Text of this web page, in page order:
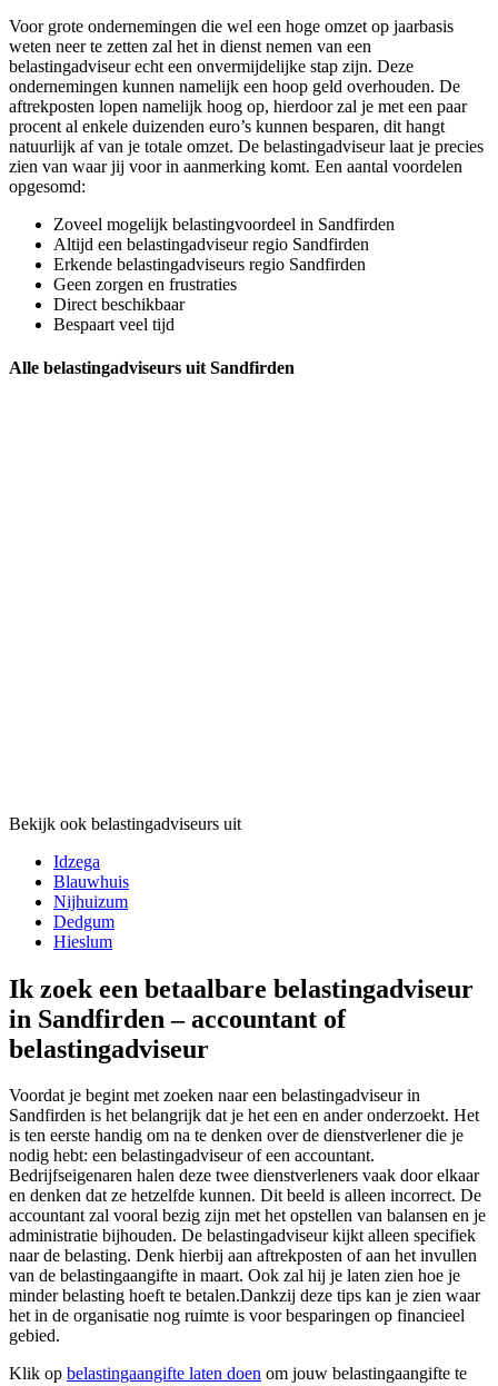
Voor grote ondernemingen die wel een hoge omzet op jaarbasis
weten neer te zetten zal het in dienst nemen van een
belastingadviseur echt een onvermijdelijke stap zijn. Deze
ondernemingen kunnen namelijk een hoop geld overhouden. De
aftrekposten lopen namelijk hoog op, hierdoor zal je met een paar
procent al enkele duizenden euro’s kunnen besparen, dit hangt
natuurlijk af van je totale omzet. De belastingadviseur laat je precies
zien van waar jij voor in aanmerking komt. Een aantal voordelen
opgesomd:
Zoveel mogelijk belastingvoordeel in Sandfirden
Altijd een belastingadviseur regio Sandfirden
Erkende belastingadviseurs regio Sandfirden
Geen zorgen en frustraties
Direct beschikbaar
Bespaart veel tijd
Alle belastingadviseurs uit Sandfirden
Bekijk ook belastingadviseurs uit
Idzega
Blauwhuis
Nijhuizum
Dedgum
Hieslum
Ik zoek een betaalbare belastingadviseur
in Sandfirden – accountant of
belastingadviseur
Voordat je begint met zoeken naar een belastingadviseur in
Sandfirden is het belangrijk dat je het een en ander onderzoekt. Het
is ten eerste handig om na te denken over de dienstverlener die je
nodig hebt: een belastingadviseur of een accountant.
Bedrijfseigenaren halen deze twee dienstverleners vaak door elkaar
en denken dat ze hetzelfde kunnen. Dit beeld is alleen incorrect. De
accountant zal vooral bezig zijn met het opstellen van balansen en je
administratie bijhouden. De belastingadviseur kijkt alleen specifiek
naar de belasting. Denk hierbij aan aftrekposten of aan het invullen
van de belastingaangifte in maart. Ook zal hij je laten zien hoe je
minder belasting hoeft te betalen.Dankzij deze tips kan je zien waar
het in de organisatie nog ruimte is voor besparingen op financieel
gebied.
Klik op belastingaangifte laten doen om jouw belastingaangifte te